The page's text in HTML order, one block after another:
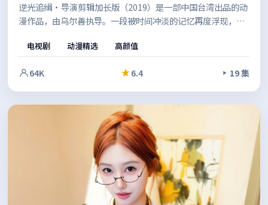
逆光追缉·导演剪辑加长版（2019）是一部中国台湾出品的动
漫作品，由乌尔善执导。一段被时间冲淡的记忆再度浮现，影
机。结尾留白恰到好处，给人回味余地。
电视剧 动漫精选 高颜值
64K 6.4 19 集